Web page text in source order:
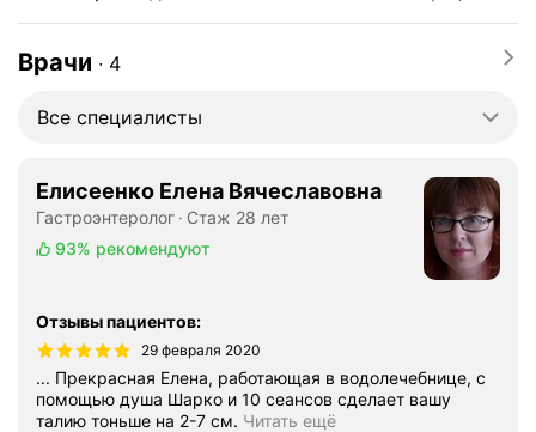
Врачи ∙ 4
Все специалисты
Елисеенко Елена Вячеславовна
Гастроэнтеролог
Стаж 28 лет
93% рекомендуют
Отзывы пациентов:
29 февраля 2020
... Прекрасная Елена, работающая в водолечебнице, с
помощью душа Шарко и 10 сеансов сделает вашу
талию тоньше на 2-7 см. Читать ещё